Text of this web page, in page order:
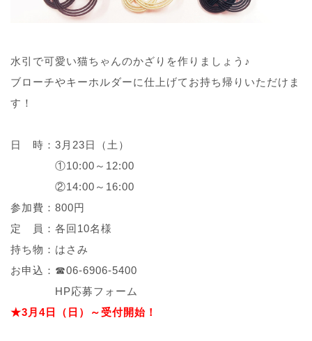
水引で可愛い猫ちゃんのかざりを作りましょう♪
ブローチやキーホルダーに仕上げてお持ち帰りいただけま
す！
日 時：3月23日（土）
①10:00～12:00
②14:00～16:00
参加費：800円
定 員：各回10名様
持ち物：はさみ
お申込：☎06-6906-5400
HP応募フォーム
★3月4日（日）～受付開始！